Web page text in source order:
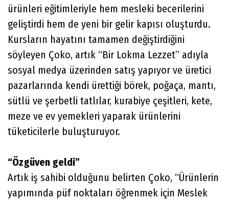
ürünleri eğitimleriyle hem mesleki becerilerini
geliştirdi hem de yeni bir gelir kapısı oluşturdu.
Kursların hayatını tamamen değiştirdiğini
söyleyen Çoko, artık “Bir Lokma Lezzet” adıyla
sosyal medya üzerinden satış yapıyor ve üretici
pazarlarında kendi ürettiği börek, poğaça, mantı,
sütlü ve şerbetli tatlılar, kurabiye çeşitleri, kete,
meze ve ev yemekleri yaparak ürünlerini
tüketicilerle buluşturuyor.
“Özgüven geldi”
Artık iş sahibi olduğunu belirten Çoko, “Ürünlerin
yapımında püf noktaları öğrenmek için Meslek